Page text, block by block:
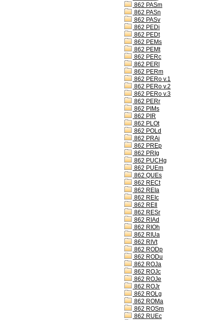
862 PASm
862 PASn
862 PASv
862 PEDi
862 PEDt
862 PEMs
862 PEMt
862 PERc
862 PERl
862 PERm
862 PERo v.1
862 PERo v.2
862 PERo v.3
862 PERr
862 PIMs
862 PIR
862 PLOt
862 POLd
862 PRAi
862 PREp
862 PRIg
862 PUCHg
862 PUEm
862 QUEs
862 RECt
862 REIa
862 REIc
862 REIl
862 RESr
862 RIAd
862 RIOh
862 RIUa
862 RIVt
862 RODp
862 RODu
862 ROJa
862 ROJc
862 ROJe
862 ROJr
862 ROLg
862 ROMa
862 ROSm
862 RUEc